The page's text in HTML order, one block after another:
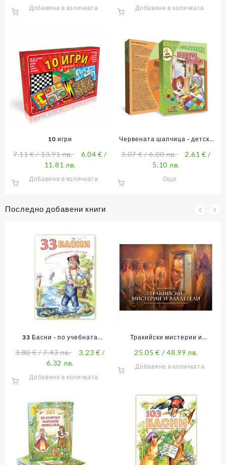
Добавяне в количката
10 игри
7.11€/ 13.91 лв. 6.04€ /
11.81 лв.
Добавяне в количката
Добавяне в количката
Червената шапчица - детска
3.07€/ 6.00 лв. 2.61 € /
5.10 лв.
Още
Последно добавени книги
33 Басни - по учебната
3.80€/ 7.43 лв. 3.23 € /
6.32 лв.
Добавяне в количката
Тракийски мистерии и
25.05€ / 48.99 лв.
Добавяне в количката